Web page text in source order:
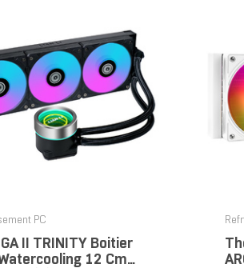
PC
II TRINITY Boitier
12 Cm